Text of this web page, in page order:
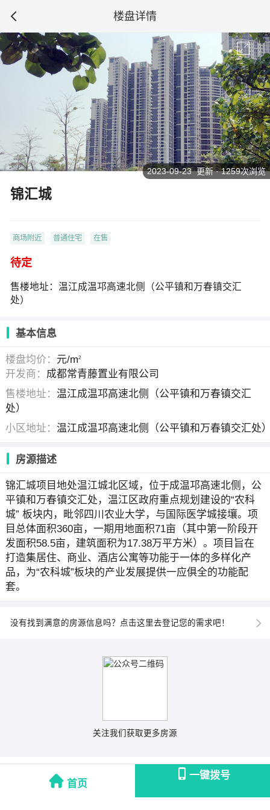
楼盘详情
锦汇城
商场附近 普通住宅 在售
待定
售楼地址：温江成温邛高速北侧（公平镇和万春镇交汇
处）
首页
一键拨号
2023-09-23 更新 · 1259次浏览
基本信息
楼盘均价： 元/m2
开发商： 成都常青藤置业有限公司
售楼地址：温江成温邛高速北侧（公平镇和万春镇交汇
处）
小区地址：温江成温邛高速北侧（公平镇和万春镇交汇处
房源描述
锦汇城项目地处温江城北区域，位于成温邛高速北侧，公
平镇和万春镇交汇处，温江区政府重点规划建设的“农科
城” 板块内，毗邻四川农业大学，与国际医学城接壤。项
目总体面积360亩，一期用地面积71亩（其中第一阶段开
发面积58.5亩，建筑面积为17.38万平方米）。项目旨在
打造集居住、商业、酒店公寓等功能于一体的多样化产
品，为“农科城”板块的产业发展提供一应俱全的功能配
套。
没有找到满意的房源信息吗？点击这里去登记您的需求吧！
关注我们获取更多房源